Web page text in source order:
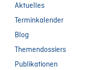
Aktuelles
Terminkalender
Blog
Themendossiers
Publikationen